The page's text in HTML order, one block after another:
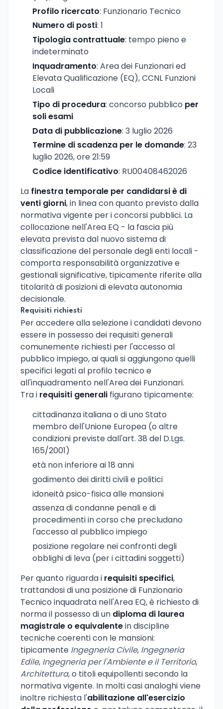
Profilo ricercato: Funzionario Tecnico
Numero di posti: 1
Tipologia contrattuale: tempo pieno e
indeterminato
Inquadramento: Area dei Funzionari ed
Elevata Qualificazione (EQ), CCNL Funzioni
Locali
Tipo di procedura: concorso pubblico per
soli esami
Data di pubblicazione: 3 luglio 2026
Termine di scadenza per le domande: 23
luglio 2026, ore 21:59
Codice identificativo: RU00408462026
La finestra temporale per candidarsi è di
venti giorni, in linea con quanto previsto dalla
normativa vigente per i concorsi pubblici. La
collocazione nell'Area EQ - la fascia più
elevata prevista dal nuovo sistema di
classificazione del personale degli enti locali -
comporta responsabilità organizzative e
gestionali significative, tipicamente riferite alla
titolarità di posizioni di elevata autonomia
decisionale.
Requisiti richiesti
Per accedere alla selezione i candidati devono
essere in possesso dei requisiti generali
comunemente richiesti per l'accesso al
pubblico impiego, ai quali si aggiungono quelli
specifici legati al profilo tecnico e
all'inquadramento nell'Area dei Funzionari.
Tra i requisiti generali figurano tipicamente:
cittadinanza italiana o di uno Stato
membro dell'Unione Europea (o altre
condizioni previste dall'art. 38 del D.Lgs.
165/2001)
età non inferiore ai 18 anni
godimento dei diritti civili e politici
idoneità psico-fisica alle mansioni
assenza di condanne penali e di
procedimenti in corso che precludano
l'accesso al pubblico impiego
posizione regolare nei confronti degli
obblighi di leva (per i cittadini soggetti)
Per quanto riguarda i requisiti specifici,
trattandosi di una posizione di Funzionario
Tecnico inquadrata nell'Area EQ, è richiesto di
norma il possesso di un diploma di laurea
magistrale o equivalentein discipline
tecniche coerenti con le mansioni:
tipicamente Ingegneria Civile, Ingegneria
Edile, Ingegneria per l'Ambiente e il Territorio,
Architettura, o titoli equipollenti secondo la
normativa vigente. In molti casi analoghi viene
inoltre richiesta l'abilitazione all'esercizio